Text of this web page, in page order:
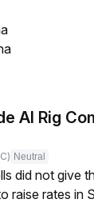
AI Rig
Neutral
did not give
raise rates in